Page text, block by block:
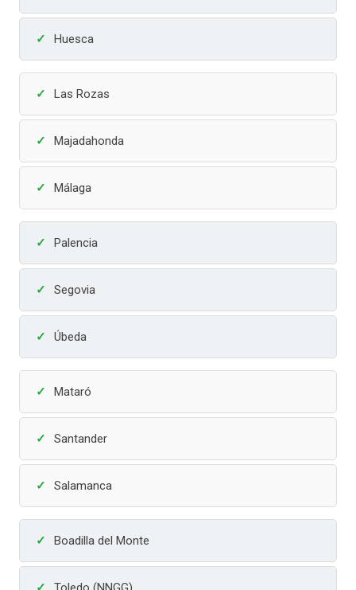
Huesca
Las Rozas
Majadahonda
Málaga
Palencia
Segovia
Úbeda
Mataró
Santander
Salamanca
Boadilla del Monte